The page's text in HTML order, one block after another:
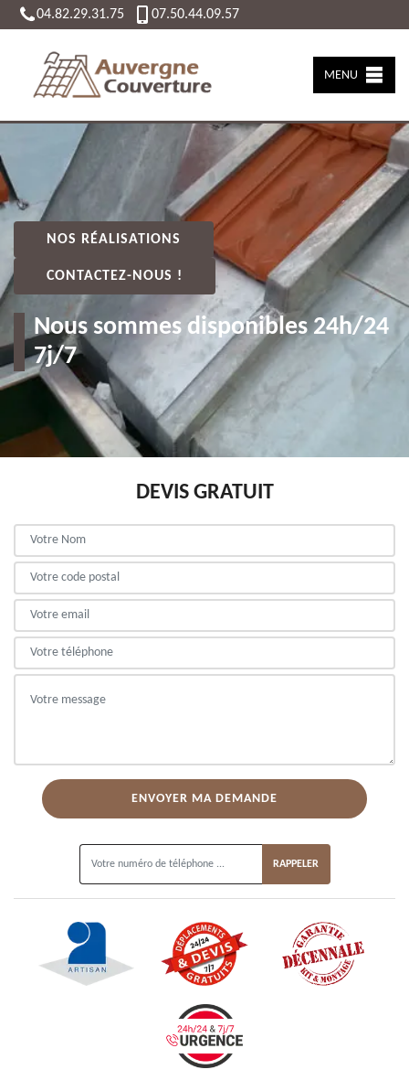
04.82.29.31.75 07.50.44.09.57
MENU
NOS RÉALISATIONS
CONTACTEZ-NOUS !
Nous sommes disponibles 24h/24
7j/7
DEVIS GRATUIT